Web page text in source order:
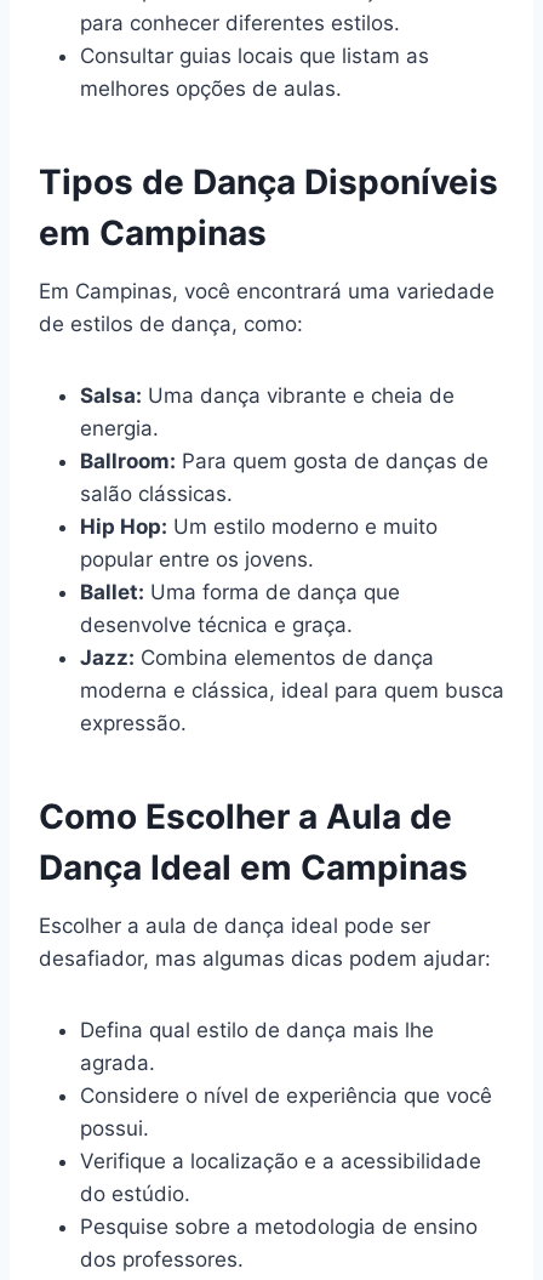
para conhecer diferentes estilos.
Consultar guias locais que listam as
melhores opções de aulas.
Tipos de Dança Disponíveis
em Campinas
Em Campinas, você encontrará uma variedade
de estilos de dança, como:
Salsa: Uma dança vibrante e cheia de
energia.
Ballroom: Para quem gosta de danças de
salão clássicas.
Hip Hop: Um estilo moderno e muito
popular entre os jovens.
Ballet: Uma forma de dança que
desenvolve técnica e graça.
Jazz: Combina elementos de dança
moderna e clássica, ideal para quem busca
expressão.
Como Escolher a Aula de
Dança Ideal em Campinas
Escolher a aula de dança ideal pode ser
desafiador, mas algumas dicas podem ajudar:
Defina qual estilo de dança mais lhe
agrada.
Considere o nível de experiência que você
possui.
Verifique a localização e a acessibilidade
do estúdio.
Pesquise sobre a metodologia de ensino
dos professores.